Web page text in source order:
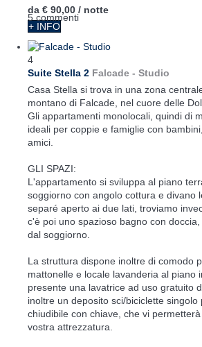
5 commenti
da € 90,00 / notte
+ INFO
4
Suite Stella 2 Falcade - Studio
Casa Stella si trova in una zona
montano di Falcade, nel cuore delle
Gli appartamenti monolocali, quindi di
ideali per coppie e famiglie con
amici.
GLI SPAZI:
L'appartamento si sviluppa al piano
soggiorno con angolo cottura e divano
separé aperto ai due lati, troviamo
c'è poi uno spazioso bagno con
dal soggiorno.
La struttura dispone inoltre di comodo
mattonelle e locale lavanderia al piano
presente una lavatrice ad uso gratuito
inoltre un deposito sci/biciclette
chiudibile con chiave, che vi
vostra attrezzatura.